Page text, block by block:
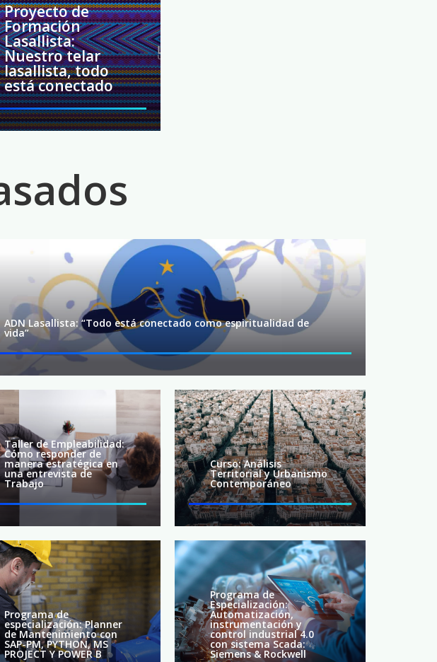
Proyecto de
Formación
Lasallista:
Nuestro telar
lasallista, todo
está conectado
ADN Lasallista: “Todo está conectado como espiritualidad de
vida”
Taller de Empleabilidad:
Cómo responder de
manera estratégica en
una entrevista de
Trabajo
Curso: Análisis
Territorial y Urbanismo
Contemporáneo
Programa de
especialización: Planner
de Mantenimiento con
SAP-PM, PYTHON, MS
PROJECT Y POWER B
Programa de
Especialización:
Automatización,
instrumentación y
control industrial 4.0
con sistema Scada:
Siemens & Rockwell